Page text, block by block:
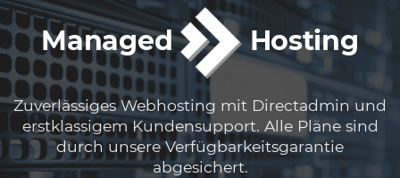
Managed Hosting
Zuverlässiges Webhosting mit Directadmin und
erstklassigem Kundensupport. Alle Pläne sind
durch unsere Verfügbarkeitsgarantie
abgesichert.